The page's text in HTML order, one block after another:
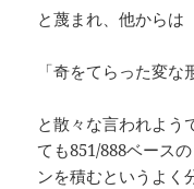
と蔑まれ、他からは
「奇をてらった変な
と散々な言われよう
ても851/888ベース
ンを積むというよく